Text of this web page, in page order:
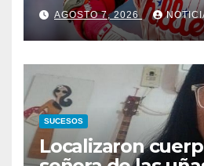
AGOSTO 7, 2026
SUCESOS
Localizaron